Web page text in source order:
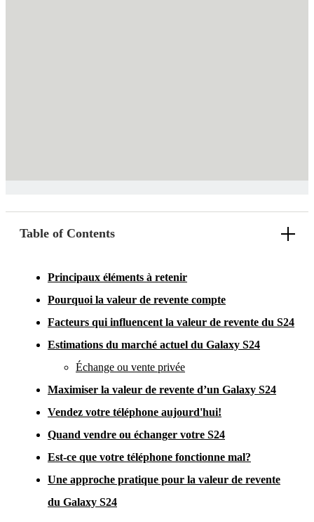
Table of Contents
Principaux éléments à retenir
Pourquoi la valeur de revente compte
Facteurs qui influencent la valeur de revente du S24
Estimations du marché actuel du Galaxy S24
Échange ou vente privée
Maximiser la valeur de revente d’un Galaxy S24
Vendez votre téléphone aujourd'hui!
Quand vendre ou échanger votre S24
Est-ce que votre téléphone fonctionne mal?
Une approche pratique pour la valeur de revente
du Galaxy S24